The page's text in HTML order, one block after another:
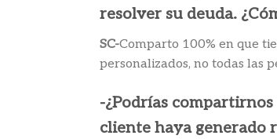
resolver su deuda.
SC-Comparto 100% en que
personalizados, no todas las
-¿Podrías
cliente haya generado